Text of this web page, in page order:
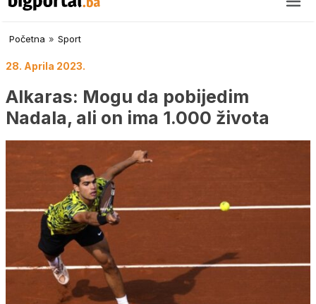
Početna » Sport
28. Aprila 2023.
Alkaras: Mogu da pobijedim
Nadala, ali on ima 1.000 života